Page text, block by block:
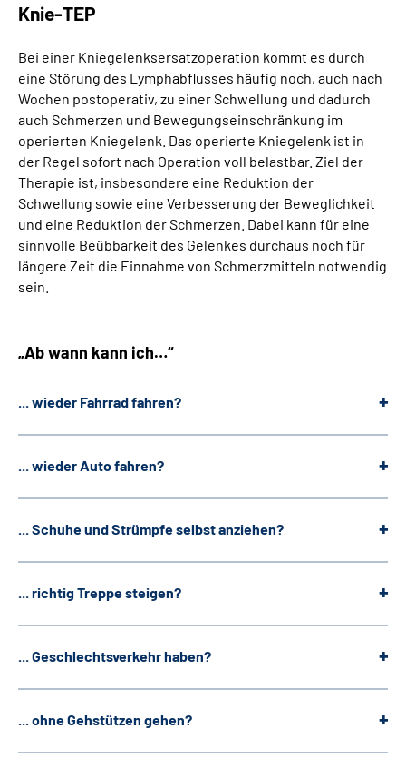
Knie-TEP
Bei einer Kniegelenksersatzoperation kommt es durch
eine Störung des Lymphabflusses häufig noch, auch nach
Wochen postoperativ, zu einer Schwellung und dadurch
auch Schmerzen und Bewegungseinschränkung im
operierten Kniegelenk. Das operierte Kniegelenk ist in
der Regel sofort nach Operation voll belastbar. Ziel der
Therapie ist, insbesondere eine Reduktion der
Schwellung sowie eine Verbesserung der Beweglichkeit
und eine Reduktion der Schmerzen. Dabei kann für eine
sinnvolle Beübbarkeit des Gelenkes durchaus noch für
längere Zeit die Einnahme von Schmerzmitteln notwendig
sein.
„Ab wann kann ich…“
... wieder Fahrrad fahren?
... wieder Auto fahren?
... Schuhe und Strümpfe selbst anziehen?
... richtig Treppe steigen?
... Geschlechtsverkehr haben?
... ohne Gehstützen gehen?